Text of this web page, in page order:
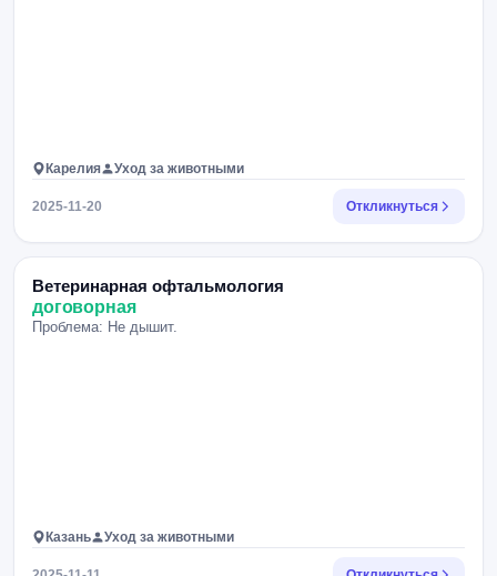
Карелия Уход за животными
2025-11-20 Откликнуться
Ветеринарная офтальмология
договорная
Проблема: Не дышит.
Казань Уход за животными